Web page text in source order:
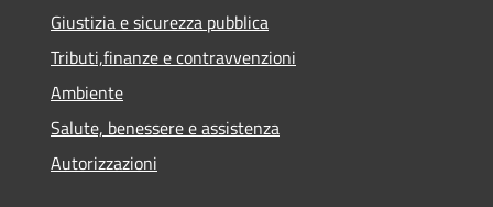
Giustizia e sicurezza pubblica
Tributi,finanze e contravvenzioni
Ambiente
Salute, benessere e assistenza
Autorizzazioni